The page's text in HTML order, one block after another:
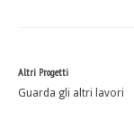
Altri Progetti
Guarda gli altri lavori